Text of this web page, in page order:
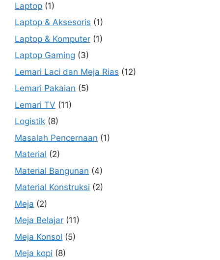
Laptop (1)
Laptop & Aksesoris (1)
Laptop & Komputer (1)
Laptop Gaming (3)
Lemari Laci dan Meja Rias (12)
Lemari Pakaian (5)
Lemari TV (11)
Logistik (8)
Masalah Pencernaan (1)
Material (2)
Material Bangunan (4)
Material Konstruksi (2)
Meja (2)
Meja Belajar (11)
Meja Konsol (5)
Meja kopi (8)